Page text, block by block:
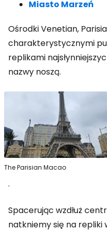
Miasto Marzeń
Ośrodki Venetian,
charakterystycznymi
replikami
nazwy noszą.
The Parisian Macao
.
Spacerując wzdłuż
natkniemy się na repliki